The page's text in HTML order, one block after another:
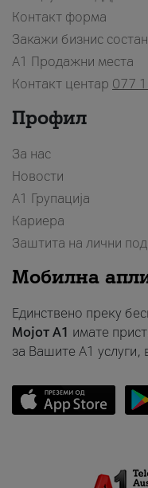
Контакт форма
Закажи бизнис
A1 Продажни места
Контакт центар 077
Профил
За нас
Новости
А1 Групација
Кариера
Заштита на лични
Мобилна
Единствено преку
Мојот A1 имате
за Вашите A1